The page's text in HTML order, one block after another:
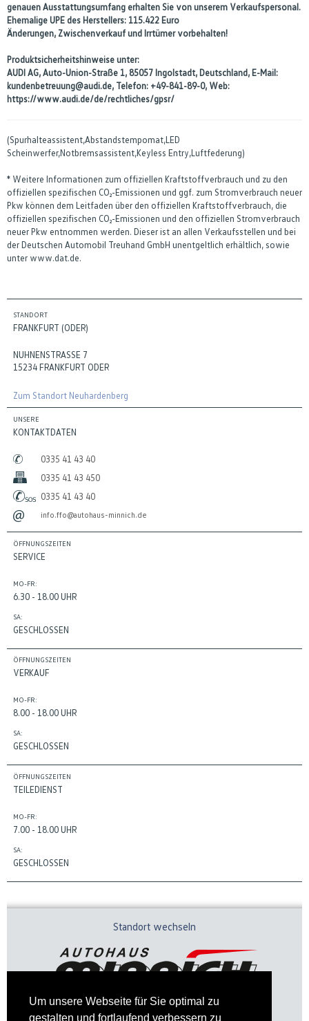
Um unsere Webseite für Sie optimal zu
gestalten und fortlaufend verbessern zu
genauen Ausstattungsumfang erhalten Sie von unserem Verkaufspersonal.
Ehemalige UPE des Herstellers: 115.422 Euro
Änderungen, Zwischenverkauf und Irrtümer vorbehalten!
Produktsicherheitshinweise unter:
AUDI AG, Auto-Union-Straße 1, 85057 Ingolstadt, Deutschland, E-Mail:
kundenbetreuung@audi.de, Telefon: +49-841-89-0, Web:
https://www.audi.de/de/rechtliches/gpsr/
(Spurhalteassistent,Abstandstempomat,LED
Scheinwerfer,Notbremsassistent,Keyless Entry,Luftfederung)
* Weitere Informationen zum offiziellen Kraftstoffverbrauch und zu den
offiziellen spezifischen CO₂-Emissionen und ggf. zum Stromverbrauch neuer
Pkw können dem Leitfaden über den offiziellen Kraftstoffverbrauch, die
offiziellen spezifischen CO₂-Emissionen und den offiziellen Stromverbrauch
neuer Pkw entnommen werden. Dieser ist an allen Verkaufsstellen und bei
der Deutschen Automobil Treuhand GmbH unentgeltlich erhältlich, sowie
unter www.dat.de.
STANDORT
FRANKFURT (ODER)
NUHNENSTRASSE 7
15234 FRANKFURT ODER
Zum Standort Neuhardenberg
UNSERE
KONTAKTDATEN
0335 41 43 40
0335 41 43 450
0335 41 43 40
info.ffo@autohaus-minnich.de
ÖFFNUNGSZEITEN
SERVICE
MO-FR:
6.30 - 18.00 UHR
SA:
GESCHLOSSEN
ÖFFNUNGSZEITEN
VERKAUF
MO-FR:
8.00 - 18.00 UHR
SA:
GESCHLOSSEN
ÖFFNUNGSZEITEN
TEILEDIENST
MO-FR:
7.00 - 18.00 UHR
SA:
GESCHLOSSEN
Standort wechseln